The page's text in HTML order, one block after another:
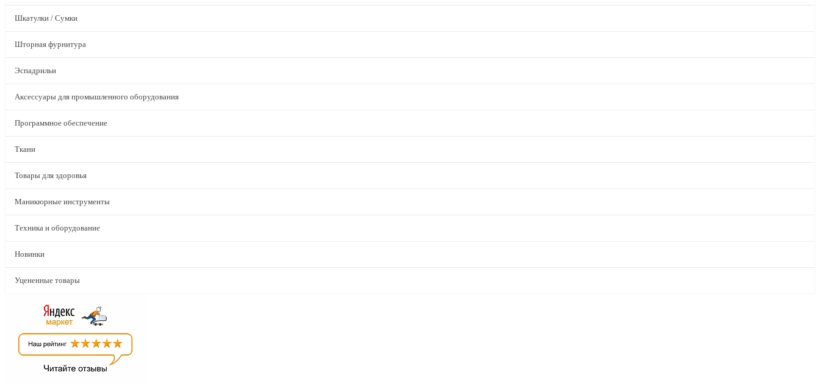
Шкатулки / Сумки
Шторная фурнитура
Эспадрильи
Аксессуары для промышленного оборудования
Программное обеспечение
Ткани
Товары для здоровья
Маникюрные инструменты
Техника и оборудование
Новинки
Уцененные товары